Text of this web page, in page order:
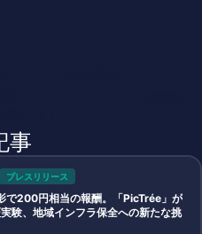
事
プレスリリース
で200円相当の報酬。「PicTrée」が
験、地域インフラ保全への新たな挑